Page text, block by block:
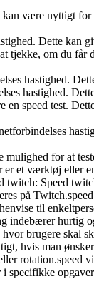
være nyttigt
Dette
tjekke, om du
hastighed.
hastighed.
speed test.
for at
et værktøj eller
twitch: Speed
på
til
indebærer
brugere skal
hvis man
specifikke